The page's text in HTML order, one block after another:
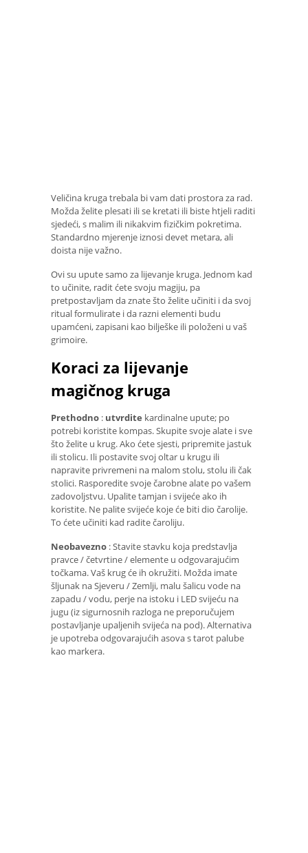
Veličina kruga trebala bi vam dati prostora za rad.
Možda želite plesati ili se kretati ili biste htjeli raditi
sjedeći, s malim ili nikakvim fizičkim pokretima.
Standardno mjerenje iznosi devet metara, ali
doista nije važno.
Ovi su upute samo za lijevanje kruga. Jednom kad
to učinite, radit ćete svoju magiju, pa
pretpostavljam da znate što želite učiniti i da svoj
ritual formulirate i da razni elementi budu
upamćeni, zapisani kao bilješke ili položeni u vaš
grimoire.
Koraci za lijevanje
magičnog kruga
Prethodno : utvrdite kardinalne upute; po
potrebi koristite kompas. Skupite svoje alate i sve
što želite u krug. Ako ćete sjesti, pripremite jastuk
ili stolicu. Ili postavite svoj oltar u krugu ili
napravite privremeni na malom stolu, stolu ili čak
stolici. Rasporedite svoje čarobne alate po vašem
zadovoljstvu. Upalite tamjan i svijeće ako ih
koristite. Ne palite svijeće koje će biti dio čarolije.
To ćete učiniti kad radite čaroliju.
Neobavezno : Stavite stavku koja predstavlja
pravce / četvrtine / elemente u odgovarajućim
točkama. Vaš krug će ih okružiti. Možda imate
šljunak na Sjeveru / Zemlji, malu šalicu vode na
zapadu / vodu, perje na istoku i LED svijeću na
jugu (iz sigurnosnih razloga ne preporučujem
postavljanje upaljenih svijeća na pod). Alternativa
je upotreba odgovarajućih asova s ​​tarot palube
kao markera.